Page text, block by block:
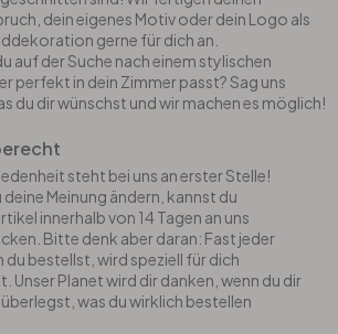
dein eigenes Motiv oder dein Logo als
gerne für dich an.
auf der Suche nach einem stylischen
perfekt in dein Zimmer passt? Sag uns
du dir wünschst und wir machen es möglich!
steht bei uns an erster Stelle!
Meinung ändern, kannst du
innerhalb von 14 Tagen an uns
Bitte denk aber daran: Fast jeder
du bestellst, wird speziell für dich
Unser Planet wird dir danken, wenn du dir
was du wirklich bestellen